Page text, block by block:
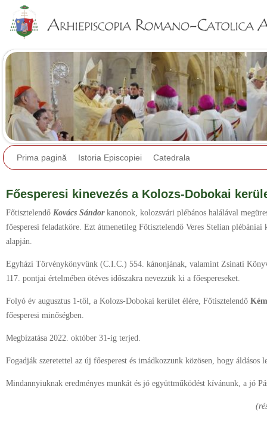
Prima pagină Istoria Episcopiei Catedrala
Főesperesi kinevezés a Kolozs-Dobokai
Főtisztelendő Kovács Sándorkanonok, kolozsvári plébános halálával
főesperesi feladatköre. Ezt átmenetileg Főtisztelendő Veres Stelian
alapján.
Egyházi Törvénykönyvünk (C.I.C.) 554. kánonjának, valamint Zsinati
117. pontjai értelmében ötéves időszakra nevezzük ki a főespereseket.
Folyó év augusztus 1-től, a Kolozs-Dobokai kerület élére, Főtisztelendő
főesperesi minőségben.
Megbízatása 2022. október 31-ig terjed.
Fogadják szeretettel az új főesperest és imádkozzunk közösen, hogy áldásos
Mindannyiuknak eredményes munkát és jó együttműködést kívánunk, a jó